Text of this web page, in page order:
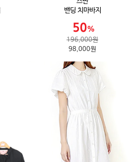
밴딩 치마바지
196,000원
98,000원